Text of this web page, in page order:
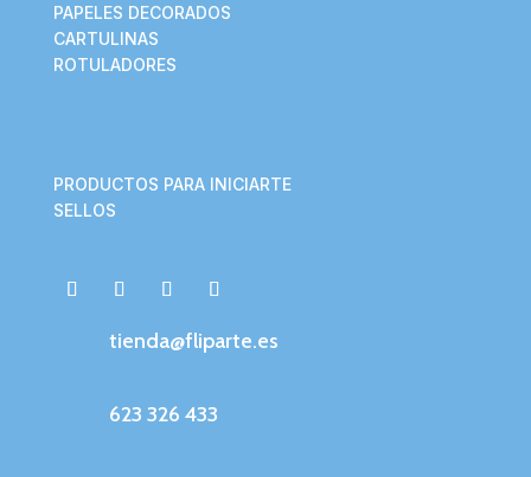
PAPELES DECORADOS
CARTULINAS
ROTULADORES
PRODUCTOS PARA INICIARTE
SELLOS
tienda@fliparte.es
623 326 433